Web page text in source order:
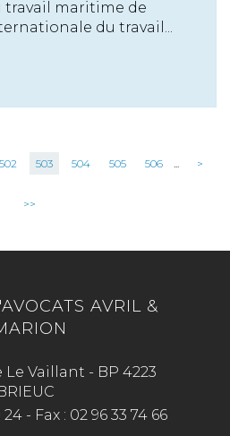
travail maritime de
du travail...
502 503 504 505 506 ... >
>>
AVRIL &
Le Vaillant - BP 4223
24 - Fax : 02 96 33 74 66